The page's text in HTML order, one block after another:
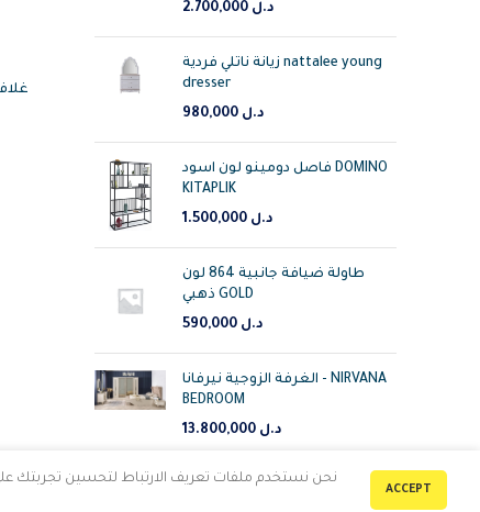
د.ل 2.700,000
زيانة ناتلي فردية nattalee young
dresser
د.ل 980,000
فاصل دومينو لون اسود DOMINO
KITAPLIK
د.ل 1.500,000
طاولة ضيافة جانبية 864 لون
ذهبي GOLD
د.ل 590,000
الغرفة الزوجية نيرفانا - NIRVANA
BEDROOM
د.ل 13.800,000
نحن نستخدم ملفات تعريف الارتباط لتحسين تجربتك
ACCEPT